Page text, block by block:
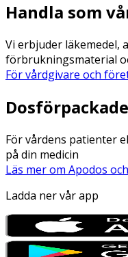
Handla som
Vi erbjuder läkemedel,
förbrukningsmaterial
För vårdgivare och
För vårdens patienter
på din medicin
Läs mer om Apodos
Ladda ner vår app